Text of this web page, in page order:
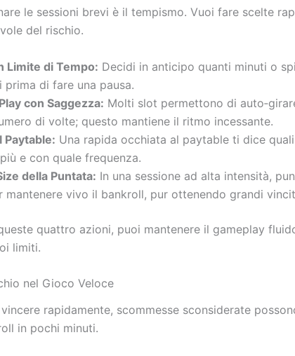
le sessioni brevi è il tempismo. Vuoi fare scelte
del rischio.
Limite di Tempo: Decidi in anticipo quanti minuti o
prima di fare una pausa.
con Saggezza: Molti slot permettono di
di volte; questo mantiene il ritmo incessante.
Paytable: Una rapida occhiata al paytable ti dice
e con quale frequenza.
della Puntata: In una sessione ad alta intensità,
mantenere vivo il bankroll, pur ottenendo grandi
quattro azioni, puoi mantenere il gameplay
limiti.
nel Gioco Veloce
rapidamente, scommesse sconsiderate
in pochi minuti.